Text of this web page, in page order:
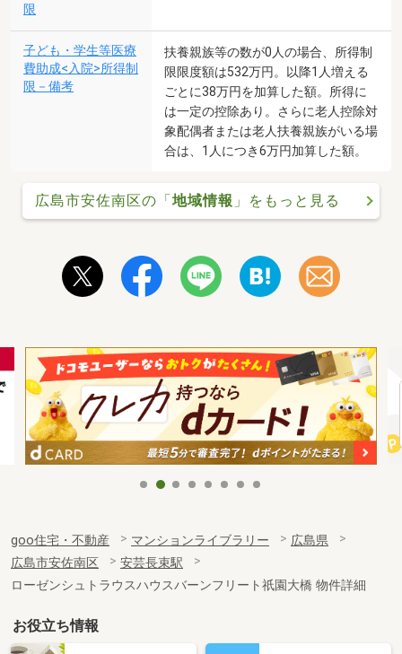
限
子ども・学生等医療
費助成<入院>所得制
限－備考
扶養親族等の数が0人の場合、所得制
限限度額は532万円。以降1人増える
ごとに38万円を加算した額。所得に
は一定の控除あり。さらに老人控除対
象配偶者または老人扶養親族がいる場
合は、1人につき6万円加算した額。
広島市安佐南区の「 地域情報 」をもっと見る
goo住宅・不動産 マンションライブラリー
広島県
広島市安佐南区
安芸長束駅
ローゼンシュトラウスハウスバーンフリート祇園大橋 物件詳細
お役立ち情報